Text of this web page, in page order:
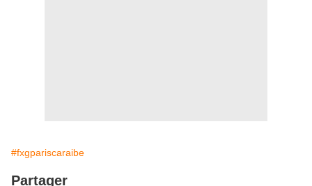
#fxgpariscaraibe
Partager